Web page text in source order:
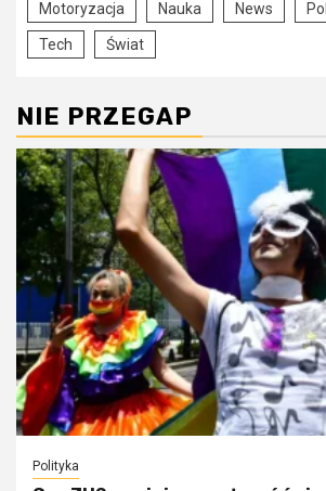
Motoryzacja Nauka News
Tech Świat
NIE PRZEGAP
Polityka